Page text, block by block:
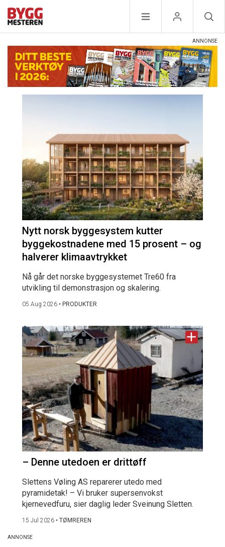
Nytt norsk byggesystem kutter
byggekostnadene med 15 prosent – og
halverer klimaavtrykket
Nå går det norske byggesystemet Tre60 fra
utvikling til demonstrasjon og skalering.
05 Aug 2026 • PRODUKTER
– Denne utedoen er drittøff
Slettens Vøling AS reparerer utedo med
pyramidetak! – Vi bruker supersenvokst
kjernevedfuru, sier daglig leder Sveinung Sletten.
15 Jul 2026 • TØMREREN